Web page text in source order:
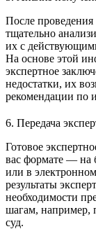
После
тщательно
их с
На основе этой
экспертное
недостатки, их
рекомендации по
6. Передача
Готовое
вас формате — на
или в
результаты
необходимости
шагам, например,
суд.